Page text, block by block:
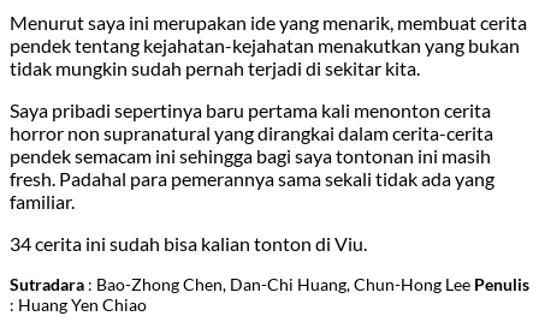
Menurut saya ini merupakan ide yang menarik, membuat cerita
pendek tentang kejahatan-kejahatan menakutkan yang bukan
tidak mungkin sudah pernah terjadi di sekitar kita.
Saya pribadi sepertinya baru pertama kali menonton cerita
horror non supranatural yang dirangkai dalam cerita-cerita
pendek semacam ini sehingga bagi saya tontonan ini masih
fresh. Padahal para pemerannya sama sekali tidak ada yang
familiar.
34 cerita ini sudah bisa kalian tonton di Viu.
Sutradara : Bao-Zhong Chen, Dan-Chi Huang, Chun-Hong Lee Penulis
: Huang Yen Chiao